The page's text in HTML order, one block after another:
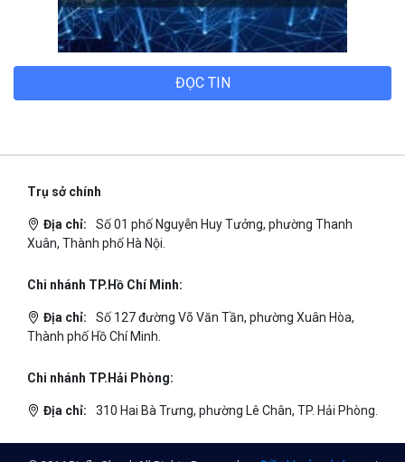
ĐỌC TIN
Trụ sở chính
Địa chỉ:
Số 01 phố Nguyễn Huy Tưởng, phường Thanh
Xuân, Thành phố Hà Nội.
Chi nhánh TP.Hồ Chí Minh:
Địa chỉ:
Số 127 đường Võ Văn Tần, phường Xuân Hòa,
Thành phố Hồ Chí Minh.
Chi nhánh TP.Hải Phòng:
Địa chỉ: 310 Hai Bà Trưng, phường Lê Chân, TP. Hải Phòng.